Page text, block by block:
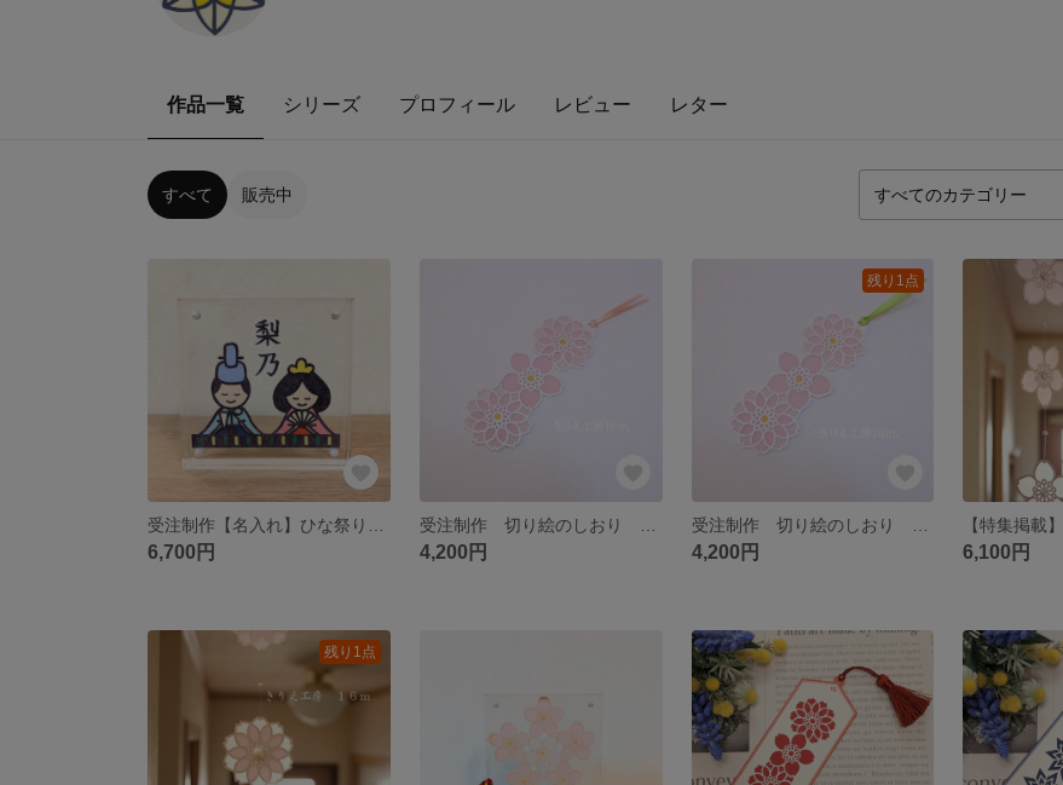
作品一覧 シリーズ プロフィール レビュー レター
すべて 販売中
6,700円 4,200円
残り1点
4,200円 6,100円
残り1点